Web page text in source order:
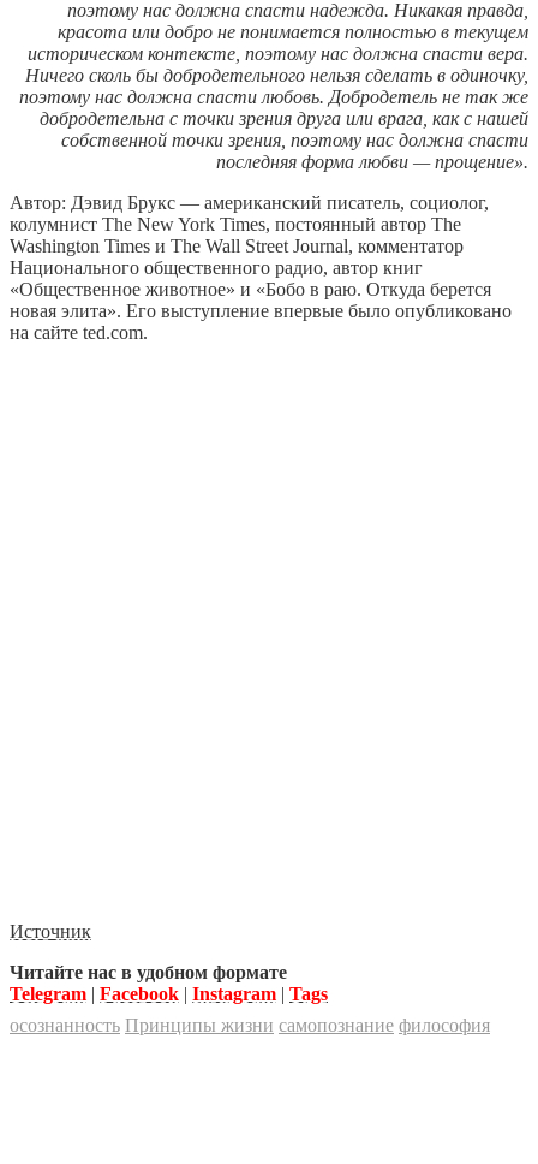
поэтому нас должна спасти надежда. Никакая правда,
красота или добро не понимается полностью в текущем
историческом контексте, поэтому нас должна спасти вера.
Ничего сколь бы добродетельного нельзя сделать в одиночку,
поэтому нас должна спасти любовь. Добродетель не так же
добродетельна с точки зрения друга или врага, как с нашей
собственной точки зрения, поэтому нас должна спасти
последняя форма любви — прощение».
Автор: Дэвид Брукс — американский писатель, социолог,
колумнист The New York Times, постоянный автор The
Washington Times и The Wall Street Journal, комментатор
Национального общественного радио, автор книг
«Общественное животное» и «Бобо в раю. Откуда берется
новая элита». Его выступление впервые было опубликовано
на сайте ted.com.
Источник
Читайте нас в удобном формате
Telegram | Facebook | Instagram | Tags
осознанность Принципы жизни самопознание философия